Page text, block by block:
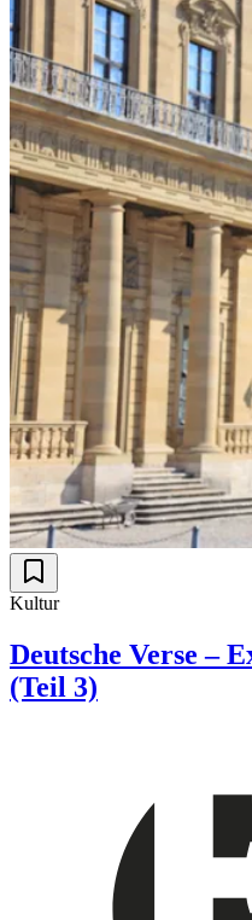
Kultur
Deutsche Verse –
(Teil 3)